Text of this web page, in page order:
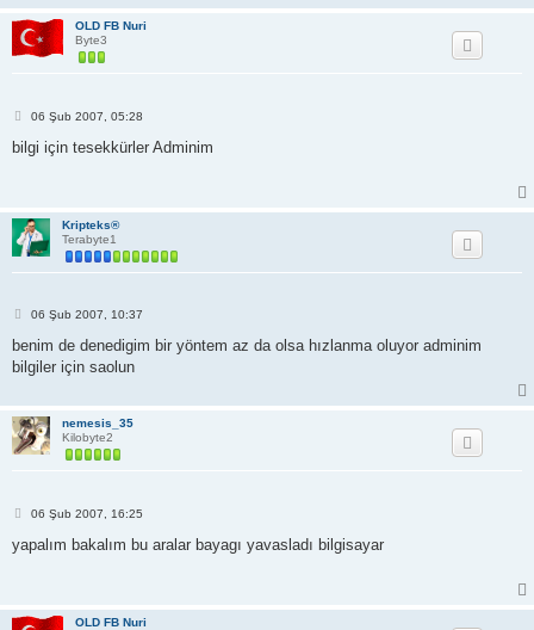
OLD FB Nuri
Byte3
M
s
a
06 Şub 2007, 05:28
bilgi için tesekkürler Adminim
Kripteks®
Terabyte1
M
s
j
06 Şub 2007, 10:37
benim de denedigim bir yöntem az da olsa hızlanma oluyor adminim
bilgiler için saolun
nemesis_35
Kilobyte2
M
s
a
06 Şub 2007, 16:25
yapalım bakalım bu aralar bayagı yavasladı bilgisayar
OLD FB Nuri